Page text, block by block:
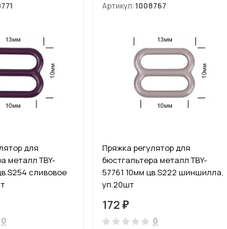
для
металл TBY-
сливовое
0
Артикул:1008767
Пряжка регулятор для
бюстгальтера металл TBY-
57761 10мм цв.S222 шиншилла,
уп.20шт
172 ₽
0